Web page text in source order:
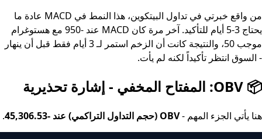
من واقع خبرتي في تداول البيتكوين، هذا النمط في MACD عادة ما
يحتاج 3-5 أيام للتأكيد. آخر مرة كان MACD عند -950 مع هستوغرام
موجب 50، والنتيجة كانت أن الزخم استمر لـ 3 أيام فقط قبل أن ينهار
- السوق انتظر تأكيداً لكنه لم يأت.
📦 OBV: المفتاح المخفي - إشارة تحذيرية
هنا يأتي الجزء المهم -OBV (حجم التداول التراكمي) عند -45,306.53 .